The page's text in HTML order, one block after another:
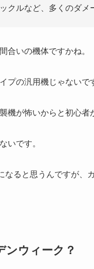
クルなど、多くのダ
合いの機体ですかね。
プの汎用機じゃないで
機が怖いからと初心者
いです。
なると思うんですが
ンウィーク？